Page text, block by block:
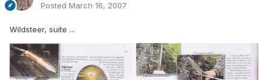
Posted March 16, 2007
Wildsteer, suite ...